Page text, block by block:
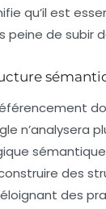
qu’il est
de subir
n’analysera
des
des